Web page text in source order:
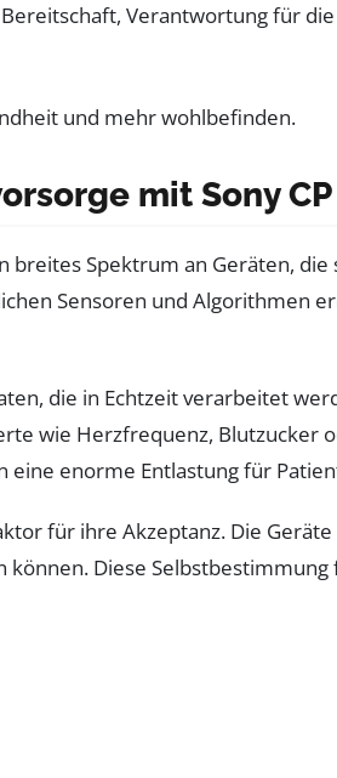
Verantwortung für
mit Sony CP
breites Spektrum an Geräten,
Sensoren und Algorithmen
die in Echtzeit verarbeitet
wie Herzfrequenz, Blutzucker
eine enorme Entlastung für
für ihre Akzeptanz. Die
Diese